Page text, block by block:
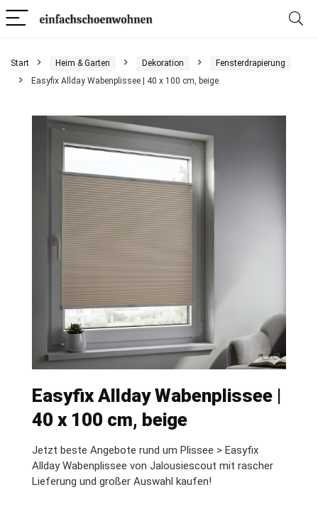
Start Heim & Garten Dekoration
Fensterdrapierung
Easyfix Allday Wabenplissee | 40 x 100 cm, beige
Easyfix Allday Wabenplissee |
40 x 100 cm, beige
Jetzt beste Angebote rund um Plissee > Easyfix
Allday Wabenplissee von Jalousiescout mit rascher
Lieferung und großer Auswahl kaufen!